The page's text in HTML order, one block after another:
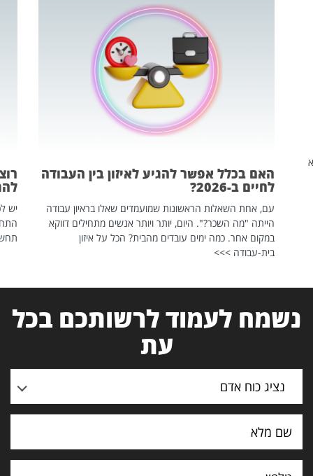
האם בכלל אפשר להגיע לאיזון בין העבודה
לחיים ב-2026?
עם, אחת השאלות הראשונות שמועמדים שאלו בראיון עבודה
הייתה "מה השכר?". היום, יותר ויותר אנשים מתחילים דווקא
במקום אחר. כמה ימים עובדים מהבית? הכל על איזון
בית-עבודה >>>
יש
נשמח לעמוד לרשותכם בכל
עת
נציג כוח אדם